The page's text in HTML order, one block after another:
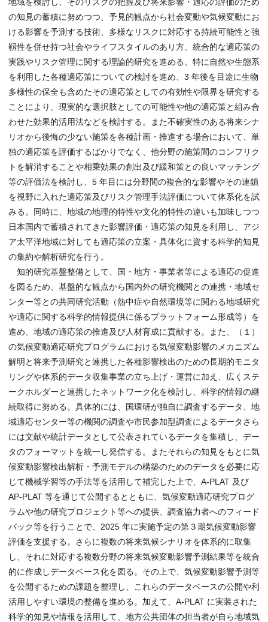
の知見の蓄積に努めつつ、予見的観点から社会変動や気候変動にお
ける影響を予測する技術、多様なリスクに対応する持続可能性と強
靱性を併せ持つ社会やライフスタイルのあり方、統合的な適応策の
実践やリスク管理に関する理論的研究を進める。特に自然や生態系
を利用した各種適応策についての検討を進め、3 年後を目途に生物
多様性の保全も含めたその適応策としての有効性や限界を研究する
ことにより、現実的な選択肢としての可能性や他の適応策と組み合
わせた効果的活用法などを検討する。また不確実性のある将来シナ
リオから後悔の少ない施策を各種計画・推進する場合において、単
独の適応策を評価するばかりでなく、他分野の施策間のコンフリク
トを解消することや相乗効果の創出及び緩和策との良いマッチング
等の評価法を検討し、5 年目には分野間の複合的な影響やその連鎖
を視野に入れた適応策及びリスク管理手法評価について体系化を試
みる。同時に、地域の地理的特性や文化的特性の違いも加味しつつ
日本国内で蓄積されてきた影響評価・適応策の知見を利用し、アジ
ア太平洋地域に対しても適応策の立案・具体化に資する科学的知見
の集約や解析研究を行う。
知的研究基盤整備として、国・地方・事業者等による適応の促進
を図るため、基盤的な観点から国内外の研究機関との連携・地域セ
ンター等との共同研究活動（熱中症や自然環境等に関わる地域研究
や適応に関する科学的情報提供に係るプラットフォーム形成等）を
進め、地域の適応策の推進及び人材育成に貢献する。また、（１）
の気候変動適応研究プログラムにおける気候変動影響のメカニズム
解明と将来予測研究と連携した各種影響検出のための長期的モニタ
リングや体系的データ収集事業の立ち上げ・運営に加え、広くステ
ークホルダーと連携したネットワーク化を検討し、科学的情報の継
続取得に努める。具体的には、国環研が独自に調査するデータ、地
域適応センター等の機関の調査や市民参加型調査によるデータさら
には文献や統計データとして公表されているデータを集積し、デー
タのフォーマットを統一し発信する。またそれらの知見をもとに気
候変動影響検出解析・予測モデルの構築のためのデータを必要に応
じて機械学習等の手法等を活用して補完した上で、A-PLAT 及び
AP-PLAT 等を通じて公開するとともに、気候変動適応研究プログ
ラムや他の研究プロジェクト等への提供、調査協力者へのフィード
バック等を行うことで、2025 年に実施予定の第３期気候変動影響
評価を支援する。さらに複数の将来気候シナリオを体系的に取集
し、それに対応する複数分野の将来気候変動影響予測結果等を統合
的に作成しデータベース化を図る。その上で、気候変動影響予測等
を公開するための課題を整理し、これらのデータベースの公開や利
活用しやすい環境の整備を進める。加えて、A-PLAT に実装された
科学的知見や情報を活用して、地方公共団体の担当者が自ら地域気